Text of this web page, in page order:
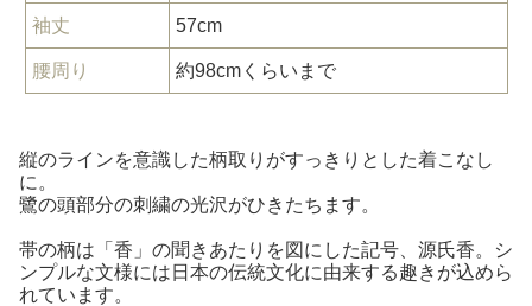
袖丈 57cm
腰周り 約98cmくらいまで
縦のラインを意識した柄取りがすっきりとした着こなし
に。
鷺の頭部分の刺繍の光沢がひきたちます。
帯の柄は「香」の聞きあたりを図にした記号、源氏香。シ
ンプルな文様には日本の伝統文化に由来する趣きが込めら
れています。